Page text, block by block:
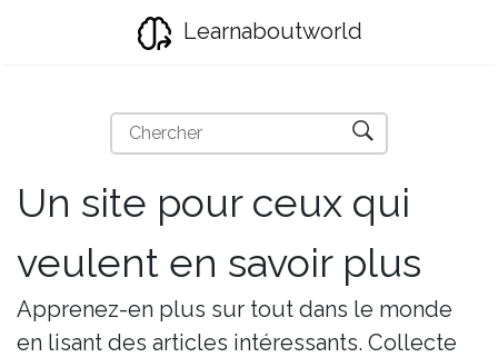
Learnaboutworld
Un site pour ceux qui
veulent en savoir plus
Apprenez-en plus sur tout dans le monde
en lisant des articles intéressants. Collecte